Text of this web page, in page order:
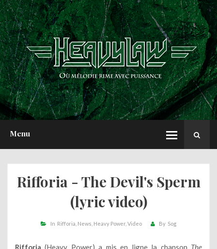
Menu
ACCUEIL
NEWS
CHRONIQUES
INTERVIEWS
REPORTS
A PROPOS
Rifforia - The Devil's Sperm
(lyric video)
In Rifforia News Heavy Power Video By Sog
Rifforia (Heavy Power) a mis en ligne la chanson The